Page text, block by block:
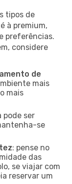
tipos de
à premium,
preferências.
considere
de
mais
mais
pode ser
se
: pense no
das
se viajar com
reservar um